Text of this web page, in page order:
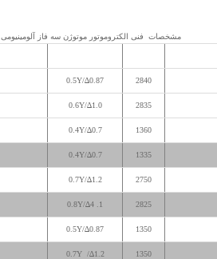
مشخصات فنی الکتروموتور موتوژن سه فاز آلومینیومی
2840
0.87∆/0.5Y
2835
1.0∆/0.6Y
1360
0.7∆/0.4Y
1335
0.7∆/0.4Y
2750
1.2∆/0.7Y
2825
1.
4∆/0.8Y
1350
0.87∆/0.5Y
1350
1.2∆/
0.7Y